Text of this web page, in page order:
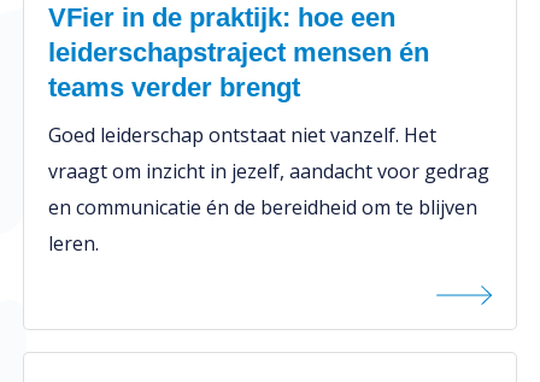
VFier in de praktijk: hoe een
leiderschapstraject mensen én
teams verder brengt
Goed leiderschap ontstaat niet vanzelf. Het
vraagt om inzicht in jezelf, aandacht voor gedrag
en communicatie én de bereidheid om te blijven
leren.